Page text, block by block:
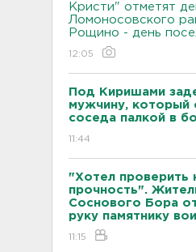
Кристи" отметят
Ломоносовского
Рощино - день
12:05
Под Киришами
мужчину, который
соседа палкой в
11:44
"Хотел проверить
прочность".
Соснового Бора
руку памятнику
11:15